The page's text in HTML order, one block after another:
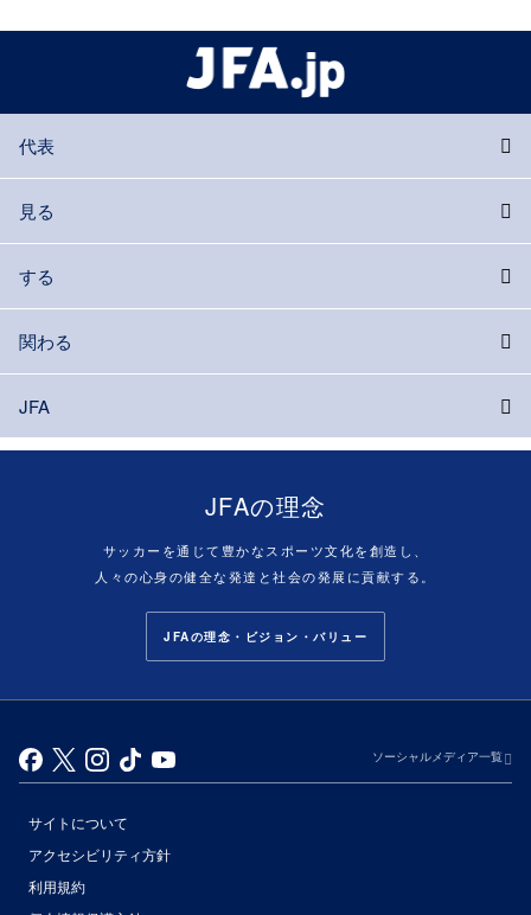
代表
見る
する
関わる
JFA
JFAの理念
サッカーを通じて豊かなスポーツ文化を創造し、
人々の心身の健全な発達と社会の発展に貢献する。
JFAの理念・ビジョン・バリュー
ソーシャルメディア一覧
サイトについて
アクセシビリティ方針
利用規約